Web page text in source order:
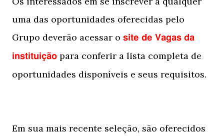
uma das oportunidades oferecidas pelo
Grupo deverão acessar o site de Vagas da
instituição para conferir a lista completa de
oportunidades disponíveis e seus requisitos.
Em sua mais recente seleção, são oferecidos